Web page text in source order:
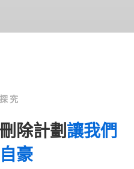
究
除計劃讓我們
豪